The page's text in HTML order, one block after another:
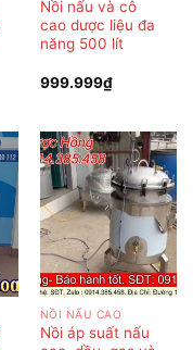
Nồi nấu và cô
cao dược liệu đa
năng 500 lít
999.999₫
NỒI NẤU CAO
Nồi áp suất nấu